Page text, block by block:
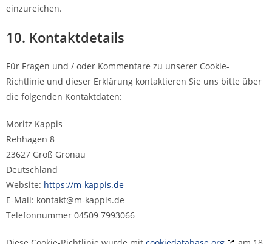
einzureichen.
10. Kontaktdetails
Für Fragen und / oder Kommentare zu unserer Cookie-
Richtlinie und dieser Erklärung kontaktieren Sie uns bitte über
die folgenden Kontaktdaten:
Moritz Kappis
Rehhagen 8
23627 Groß Grönau
Deutschland
Website: https://m-kappis.de
E-Mail: kontakt@m-kappis.de
Telefonnummer 04509 7993066